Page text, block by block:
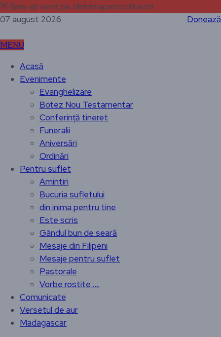
👋 Bine ați venit pe dininimapentrutine.ro!
07 august 2026
Donează
MENU
Acasă
Evenimente
Evanghelizare
Botez Nou Testamentar
Conferință tineret
Funeralii
Aniversări
Ordinări
Pentru suflet
Amintiri
Bucuria sufletului
din inima pentru tine
Este scris
Gândul bun de seară
Mesaje din Filipeni
Mesaje pentru suflet
Pastorale
Vorbe rostite ….
Comunicate
Versetul de aur
Madagascar